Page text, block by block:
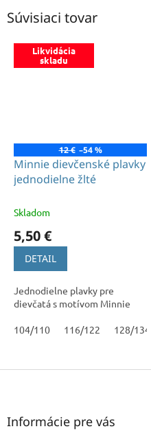
Súvisiaci tovar
Likvidácia
skladu
12 € –54 %
Minnie dievčenské plavky
jednodielne žlté
Skladom
5,50 €
DETAIL
Jednodielne plavky pre
dievčatá s motívom Minnie
104/110 116/122 128/134
Z
Informácie pre vás